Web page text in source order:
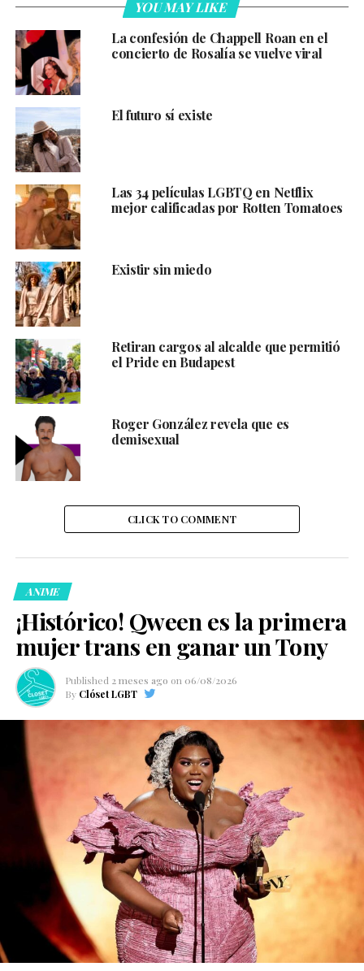
YOU MAY LIKE
La confesión de Chappell Roan en el
concierto de Rosalía se vuelve viral
El futuro sí existe
Las 34 películas LGBTQ en Netflix
mejor calificadas por Rotten Tomatoes
Existir sin miedo
Retiran cargos al alcalde que permitió
el Pride en Budapest
Roger González revela que es
demisexual
CLICK TO COMMENT
ANIME
¡Histórico! Qween es la primera
mujer trans en ganar un Tony
Published 2 meses ago on 06/08/2026
By Clóset LGBT